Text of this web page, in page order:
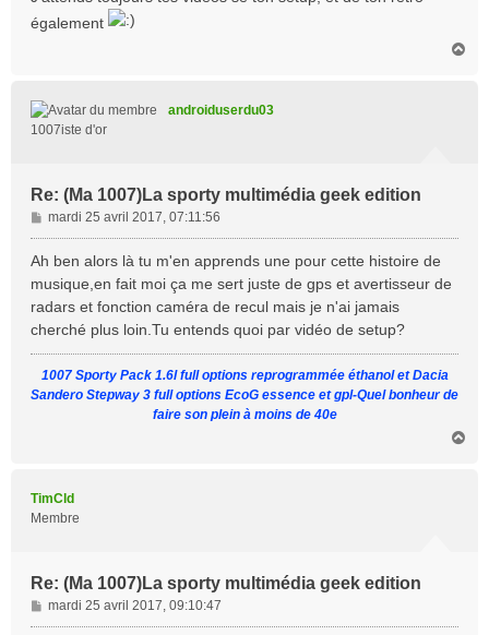
également
androiduserdu03
1007iste d'or
Re: (Ma 1007)La sporty multimédia geek edition
M
e
s
g
e
mardi 25 avril 2017, 07:11:56
Ah ben alors là tu m'en apprends une pour cette histoire de
musique,en fait moi ça me sert juste de gps et avertisseur de
radars et fonction caméra de recul mais je n'ai jamais
cherché plus loin.Tu entends quoi par vidéo de setup?
1007 Sporty Pack 1.6l full options reprogrammée éthanol et Dacia
Sandero Stepway 3 full options EcoG essence et gpl-Quel bonheur de
faire son plein à moins de 40e
TimCld
Membre
Re: (Ma 1007)La sporty multimédia geek edition
M
e
mardi 25 avril 2017, 09:10:47